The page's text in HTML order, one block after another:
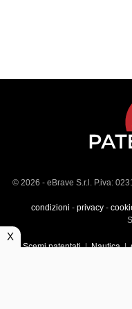
© 2026 - eBrave S.r.l. P.iva:
condizioni - privacy-
Scemi patentati|Nautica|
X